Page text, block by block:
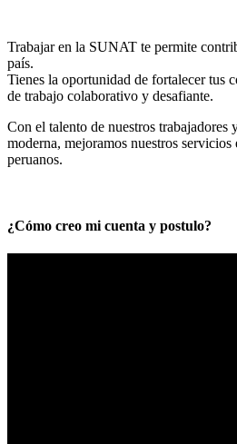
Trabajar en la SUNAT te permite
país.
Tienes la oportunidad de fortalecer tus
de trabajo colaborativo y desafiante.
Con el talento de nuestros trabajadores
moderna, mejoramos nuestros
peruanos.
¿Cómo creo mi cuenta y postulo?